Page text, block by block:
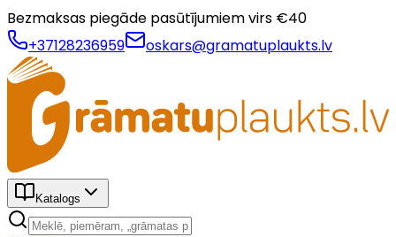
Bezmaksas piegāde pasūtījumiem virs €40
+37128236959
oskars@gramatuplaukts.lv
Katalogs